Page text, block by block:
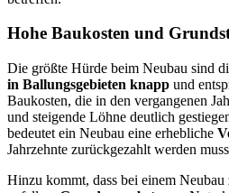
Hohe Baukosten und
Die größte Hürde beim Neubau sind
in Ballungsgebieten knapp und
Baukosten, die in den vergangenen
und steigende Löhne deutlich
bedeutet ein Neubau eine erhebliche
Jahrzehnte zurückgezahlt werden
Hinzu kommt, dass bei einem Neubau